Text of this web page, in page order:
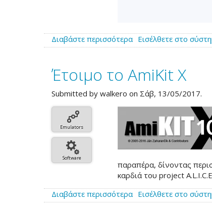
Διαβάστε περισσότερα για
το
Real
9
Εισέλθετε στο
Έτοιμο το AmiKit X
Submitted by walkero on Σάβ, 13/05/2017.
Emulators
Software
παραπέρα, δίνοντας
καρδιά του project
Διαβάστε περισσότεραγια
το
Εισέλθετε στο